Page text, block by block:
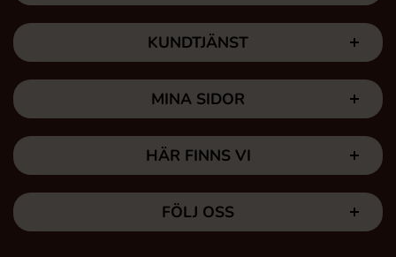
KUNDTJÄNST
MINA SIDOR
HÄR FINNS VI
FÖLJ OSS